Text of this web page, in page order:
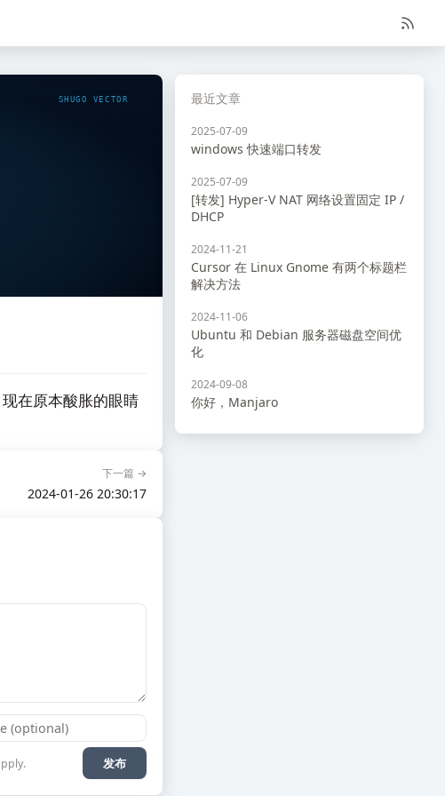
SHUGO VECTOR
在原本酸胀的眼睛
下一篇 →
2024-01-26 20:30:17
发布
最近文章
2025-07-09
windows 快速端口转发
2025-07-09
[转发] Hyper-V NAT 网络设置固定 IP /
DHCP
2024-11-21
Cursor 在 Linux Gnome 有两个标题栏
解决方法
2024-11-06
Ubuntu 和 Debian 服务器磁盘空间优
化
2024-09-08
你好，Manjaro